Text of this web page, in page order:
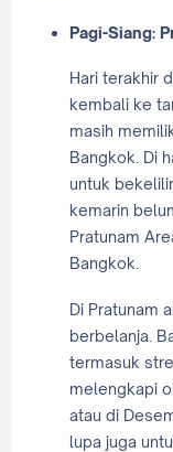
Pagi-Siang:
Hari terakhir
kembali ke
masih
Bangkok. Di
untuk
kemarin
Pratunam
Bangkok.
Di Pratunam
berbelanja.
termasuk
melengkapi
atau di
lupa juga